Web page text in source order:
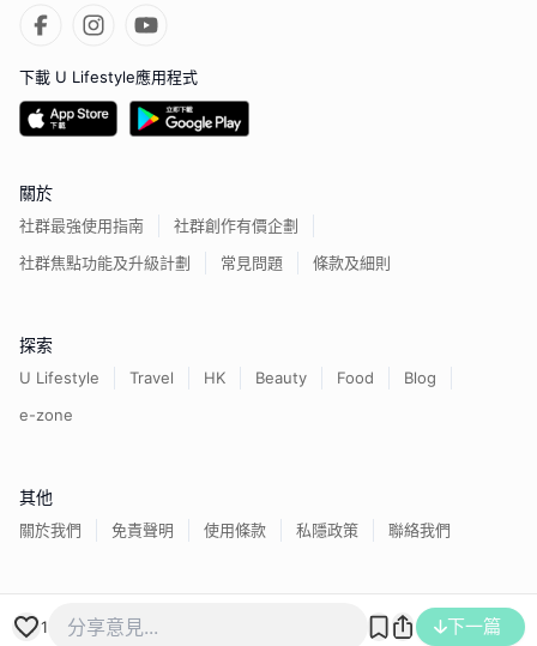
1 下一篇
下載 U Lifestyle應用程式
關於
社群最強使用指南
社群創作有價企劃
社群焦點功能及升級計劃
常見問題 條款及細則
探索
U Lifestyle Travel HK Beauty Food
Blog
e-zone
其他
關於我們 免責聲明 使用條款 私隱政策 聯絡我們
香港經濟日報版權所有©